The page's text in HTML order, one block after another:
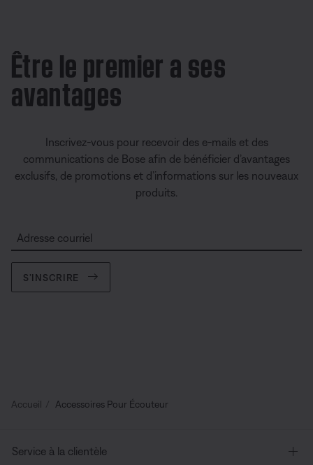
Être le premier a ses
avantages
Inscrivez-vous pour recevoir des e-mails et des
communications de Bose afin de bénéficier d’avantages
exclusifs, de promotions et d’informations sur les nouveaux
produits.
Adresse courriel
S’INSCRIRE
Accueil Accessoires Pour Écouteur
Service à la clientèle